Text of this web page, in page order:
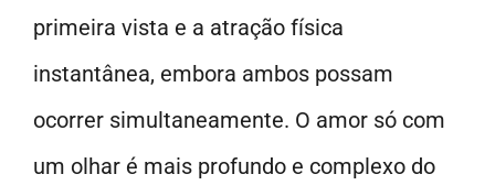
primeira vista e a atração física
instantânea, embora ambos possam
ocorrer simultaneamente. O amor só com
um olhar é mais profundo e complexo do